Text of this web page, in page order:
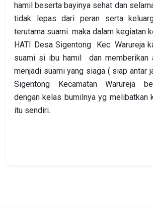
hamil beserta bayinya sehat dan
tidak lepas dari peran serta
terutama suami. maka dalam kegiatan
HATI Desa Sigentong Kec. Warureja
suami si ibu hamil dan memberikan
menjadi suami yang siaga ( siap antar
Sigentong Kecamatan Warureja
dengan kelas bumilnya yg melibatkan
itu sendiri.